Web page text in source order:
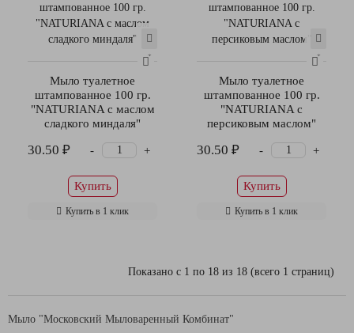
Мыло туалетное
штампованное 100 гр.
"NATURIANA с маслом
сладкого миндаля"
30.50 ₽ +
-
Купить
Купить в 1 клик
Мыло туалетное
штампованное 100 гр.
"NATURIANA с
персиковым маслом"
30.50 ₽ +
-
Купить
Купить в 1 клик
Показано с 1 по 18 из 18 (всего 1 страниц)
Мыло "Московский Мыловаренный Комбинат"